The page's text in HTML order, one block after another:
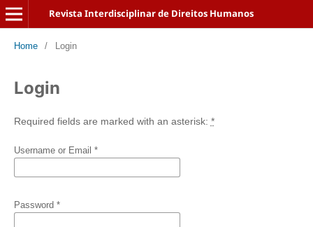
Revista Interdisciplinar de Direitos Humanos
Home / Login
Login
Required fields are marked with an asterisk: *
Username or Email *
Password *